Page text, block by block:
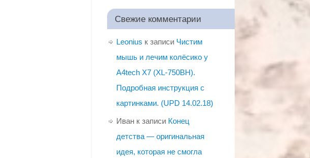
Свежие комментарии
Leonius к записи Чистим
мышь и лечим колёсико у
A4tech X7 (XL-750BH).
Подробная инструкция с
картинками. (UPD 14.02.18)
Иван к записи Конец
детства — оригинальная
идея, которая не смогла